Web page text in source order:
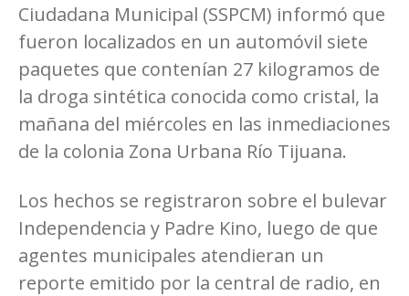
Ciudadana Municipal (SSPCM) informó que
fueron localizados en un automóvil siete
paquetes que contenían 27 kilogramos de
la droga sintética conocida como cristal, la
mañana del miércoles en las inmediaciones
de la colonia Zona Urbana Río Tijuana.
Los hechos se registraron sobre el bulevar
Independencia y Padre Kino, luego de que
agentes municipales atendieran un
reporte emitido por la central de radio, en